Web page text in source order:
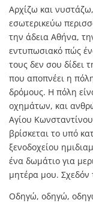
Αρχίζω και
εσωτερικεύω
την άδεια Αθήνα,
εντυπωσιακό πώς
τους δεν σου δίδει
που αποπνέει η
δρόμους. Η πόλη
οχημάτων, και
Αγίου
βρίσκεται το υπό
ξενοδοχείου
ένα δωμάτιο για
μητέρα μου. Σχεδόν
Οδηγώ, οδηγώ,